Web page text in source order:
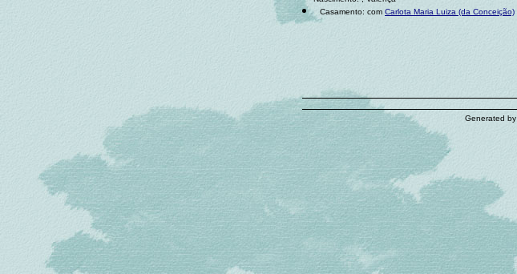
Casamento: com Carlota Maria Luiza (da Conceição)
Generated by